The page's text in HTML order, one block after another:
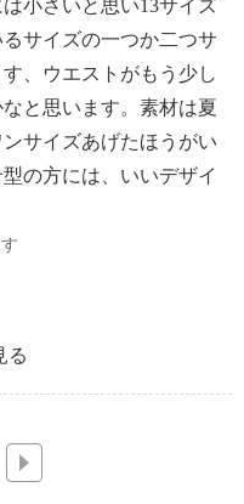
小さいと思い13サイズ
サイズの一つか二つサ
、ウエストがもう少し
と思います。素材は夏
サイズあげたほうがい
の方には、いいデザイ
る